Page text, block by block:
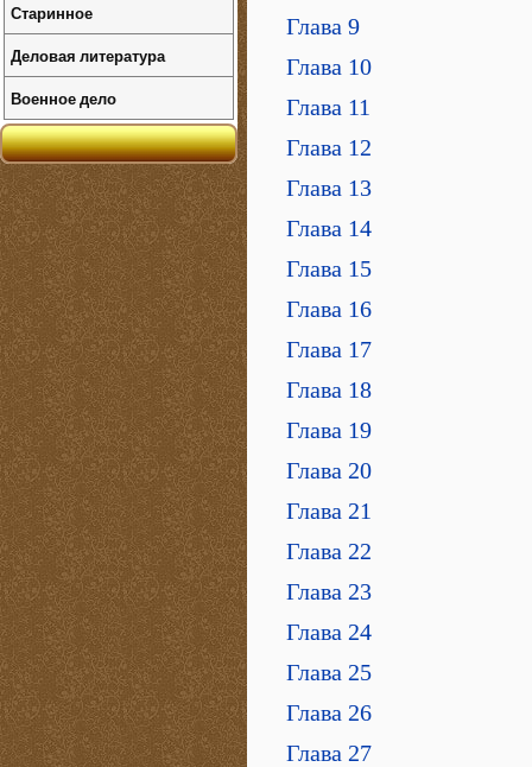
Глава 9
Глава 10
Глава 11
Глава 12
Глава 13
Глава 14
Глава 15
Глава 16
Глава 17
Глава 18
Глава 19
Глава 20
Глава 21
Глава 22
Глава 23
Глава 24
Глава 25
Глава 26
Глава 27
Старинное
Деловая литература
Военное дело